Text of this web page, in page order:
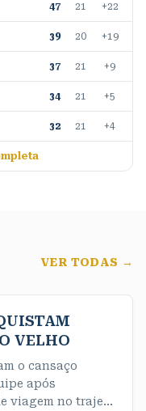
47 21 +22
39 20 +19
37 21 +9
34 21 +5
32 21 +4
VER TODAS →
VELHO
o cansaço
após
viagem no trajeto